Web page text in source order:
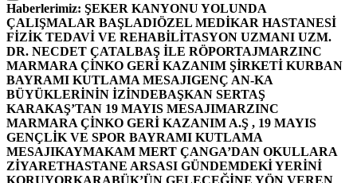
Haberlerimiz: ŞEKER KANYONU YOLUNDA
ÇALIŞMALAR BAŞLADIÖZEL MEDİKAR HASTANESİ
FİZİK TEDAVİ VE REHABİLİTASYON UZMANI UZM.
DR. NECDET ÇATALBAŞ İLE RÖPORTAJMARZINC
MARMARA ÇİNKO GERİ KAZANIM ŞİRKETİ KURBAN
BAYRAMI KUTLAMA MESAJIGENÇ AN-KA
BÜYÜKLERİNİN İZİNDEBAŞKAN SERTAŞ
KARAKAŞ’TAN 19 MAYIS MESAJIMARZINC
MARMARA ÇİNKO GERİ KAZANIM A.Ş , 19 MAYIS
GENÇLİK VE SPOR BAYRAMI KUTLAMA
MESAJIKAYMAKAM MERT ÇANGA’DAN OKULLARA
ZİYARETHASTANE ARSASI GÜNDEMDEKİ YERİNİ
KORUYORKARABÜK’ÜN GELECEĞİNE YÖN VEREN